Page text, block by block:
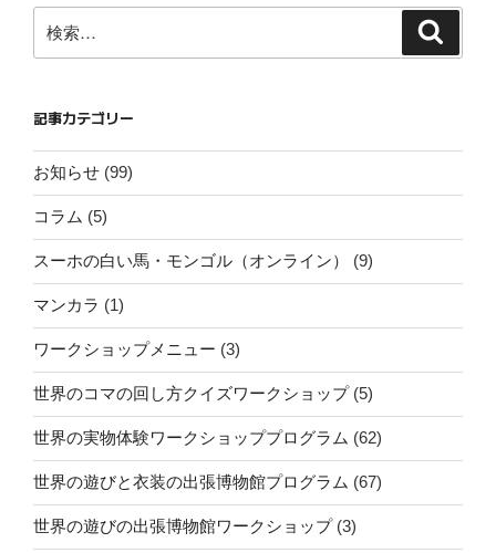
検
索:
記事カテゴリー
お知らせ (99)
コラム (5)
スーホの白い馬・モンゴル（オンライン） (9)
マンカラ (1)
ワークショップメニュー (3)
世界のコマの回し方クイズワークショップ(5)
世界の実物体験ワークショッププログラム (62)
世界の遊びと衣装の出張博物館プログラム (67)
世界の遊びの出張博物館ワークショップ(3)